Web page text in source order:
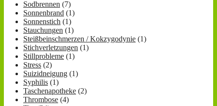
Sodbrennen (7)
Sonnenbrand (1)
Sonnenstich (1)
Stauchungen (1)
Steißbeinschmerzen / Kokzygodynie (1)
Stichverletzungen (1)
Stillprobleme (1)
Stress (2)
Suizidneigung (1)
Syphilis (1)
Taschenapotheke (2)
Thrombose (4)